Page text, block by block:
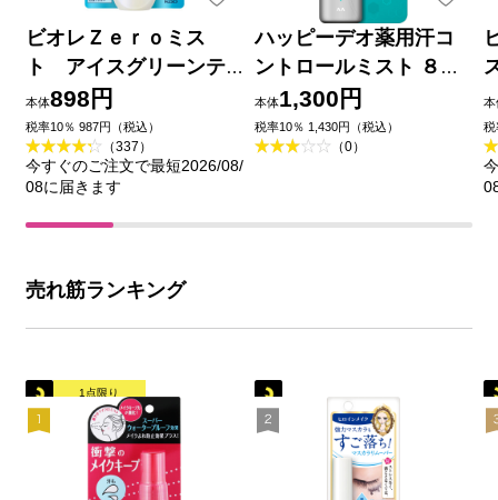
ビオレＺｅｒｏミス
ト アイスグリーンテ
ィーの香り ６０ｍＬ 花
王
本体898円
税率10％ 987円（税込）
（337）
今すぐのご注文で最短2026/08/
08に届きます
ハッピーデオ薬用汗コ
ントロールミスト ８０
ｍｌ マンダム (医薬部外
品)
本体1,300円
税率10％ 1,430円（税込）
（0）
本
税
売れ筋ランキング
1点限り